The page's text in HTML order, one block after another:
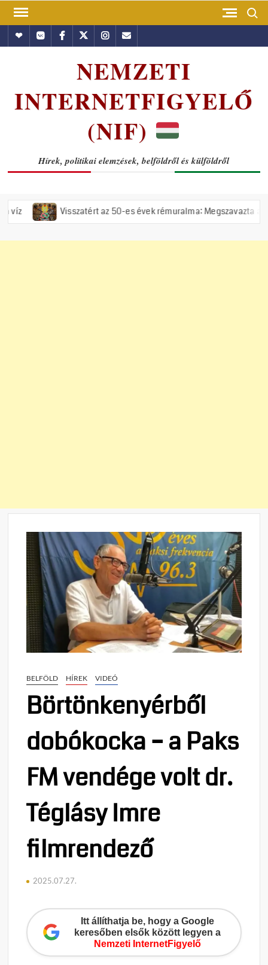
Skip
contentHundubVkontakte
Facebook
TwitterInstagram
Email
NEMZETI
INTERNETFIGYELŐ
(NIF)
Hírek, politikai elemzések, belföldről és külföldről
az 50-es évek rémuralma: Megszavazta az országgyűlés a
BELFÖLD HÍREK VIDEÓ
Börtönkenyérből
dobókocka – a Paks
FM vendége volt dr.
Téglásy Imre
filmrendező
2025.07.27.
Itt állíthatja be, hogy a Google
keresőben elsők között legyen a
Nemzeti InternetFigyelő